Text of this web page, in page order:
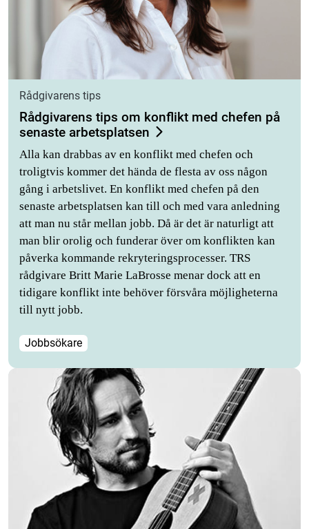
Rådgivarens tips
Rådgivarens tips om konflikt med chefen på
senaste arbetsplatsen
Alla kan drabbas av en konflikt med chefen och
troligtvis kommer det hända de flesta av oss någon
gång i arbetslivet. En konflikt med chefen på den
senaste arbetsplatsen kan till och med vara anledning
att man nu står mellan jobb. Då är det är naturligt att
man blir orolig och funderar över om konflikten kan
påverka kommande rekryteringsprocesser. TRS
rådgivare Britt Marie LaBrosse menar dock att en
tidigare konflikt inte behöver försvåra möjligheterna
till nytt jobb.
Jobbsökare